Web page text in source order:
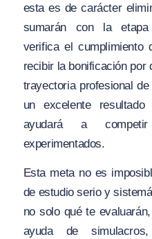
esta es de carácter
sumarán con la
verifica el cumplimiento
recibir la bonificación por
trayectoria profesional
un excelente
ayudará a
experimentados.
Esta meta no es
de estudio serio y
no solo qué te
ayuda de